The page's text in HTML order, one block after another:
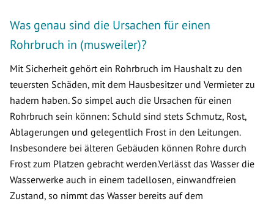
Was genau sind die Ursachen für einen
Rohrbruch in (musweiler)?
Mit Sicherheit gehört ein Rohrbruch im Haushalt zu den
teuersten Schäden, mit dem Hausbesitzer und Vermieter zu
hadern haben. So simpel auch die Ursachen für einen
Rohrbruch sein können: Schuld sind stets Schmutz, Rost,
Ablagerungen und gelegentlich Frost in den Leitungen.
Insbesondere bei älteren Gebäuden können Rohre durch
Frost zum Platzen gebracht werden.Verlässt das Wasser die
Wasserwerke auch in einem tadellosen, einwandfreien
Zustand, so nimmt das Wasser bereits auf dem